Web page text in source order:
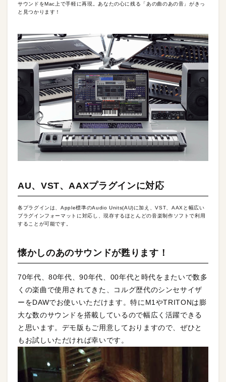
サウンドをMac上で手軽に再現。あなたの心に残る「あの曲のあの音」がきっ
と見つかります！
AU、VST、AAXプラグインに対応
各プラグインは、Apple標準のAudio Units(AU)に加え、VST、AAXと幅広い
プラグインフォーマットに対応し、現存するほとんどの音楽制作ソフトで利用
することが可能です。
懐かしのあのサウンドが甦ります！
70年代、80年代、90年代、00年代と時代をまたいで数多
くの楽曲で使用されてきた、コルグ歴代のシンセサイザ
ーをDAWでお使いいただけます。特にM1やTRITONは膨
大な数のサウンドを搭載しているので幅広く活躍できる
と思います。デモ版もご用意しておりますので、ぜひと
もお試しいただければ幸いです。